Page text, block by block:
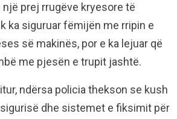
prej rrugëve kryesore të
ka siguruar fëmijën me rripin e
së makinës, por e ka lejuar që
me pjesën e trupit jashtë.
ndërsa policia thekson se kush
dhe sistemet e fiksimit për